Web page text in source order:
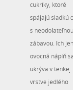
cukríky, ktoré
spájajú sladkú chuť
s neodolateľnou
zábavou. Ich
ovocná náplň sa
ukrýva v tenkej
vrstve jedlého